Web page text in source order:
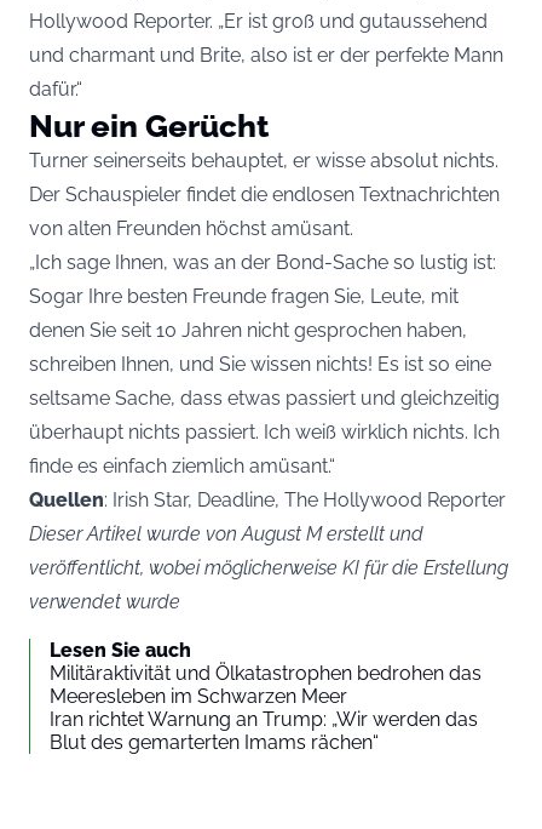
Hollywood Reporter. „Er ist groß und gutaussehend
und charmant und Brite, also ist er der perfekte Mann
dafür.“
Nur ein Gerücht
Turner seinerseits behauptet, er wisse absolut nichts.
Der Schauspieler findet die endlosen Textnachrichten
von alten Freunden höchst amüsant.
„Ich sage Ihnen, was an der Bond-Sache so lustig ist:
Sogar Ihre besten Freunde fragen Sie, Leute, mit
denen Sie seit 10 Jahren nicht gesprochen haben,
schreiben Ihnen, und Sie wissen nichts! Es ist so eine
seltsame Sache, dass etwas passiert und gleichzeitig
überhaupt nichts passiert. Ich weiß wirklich nichts. Ich
finde es einfach ziemlich amüsant.“
Quellen: Irish Star, Deadline, The Hollywood Reporter
Dieser Artikel wurde von August M erstellt und
veröffentlicht, wobei möglicherweise KI für die Erstellung
verwendet wurde
Lesen Sie auch
Militäraktivität und Ölkatastrophen bedrohen das
Meeresleben im Schwarzen Meer
Iran richtet Warnung an Trump: „Wir werden das
Blut des gemarterten Imams rächen“